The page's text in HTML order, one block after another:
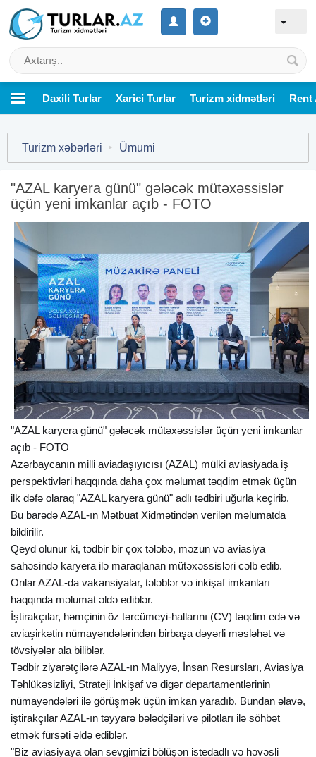
Daxili Turlar Xarici Turlar Turizm xidmətləri Rent
Turizm xəbərləri ‣ Ümumi
"AZAL karyera günü" gələcək mütəxəssislər
üçün yeni imkanlar açıb - FOTO
"AZAL karyera günü" gələcək mütəxəssislər üçün yeni imkanlar
açıb - FOTO
Azərbaycanın milli aviadaşıyıcısı (AZAL) mülki aviasiyada iş
perspektivləri haqqında daha çox məlumat təqdim etmək üçün
ilk dəfə olaraq "AZAL karyera günü" adlı tədbiri uğurla keçirib.
Bu barədə AZAL-ın Mətbuat Xidmətindən verilən məlumatda
bildirilir.
Qeyd olunur ki, tədbir bir çox tələbə, məzun və aviasiya
sahəsində karyera ilə maraqlanan mütəxəssisləri cəlb edib.
Onlar AZAL-da vakansiyalar, tələblər və inkişaf imkanları
haqqında məlumat əldə ediblər.
İştirakçılar, həmçinin öz tərcümeyi-hallarını (CV) təqdim edə və
aviaşirkətin nümayəndələrindən birbaşa dəyərli məsləhət və
tövsiyələr ala biliblər.
Tədbir ziyarətçilərə AZAL-ın Maliyyə, İnsan Resursları, Aviasiya
Təhlükəsizliyi, Strateji İnkişaf və digər departamentlərinin
nümayəndələri ilə görüşmək üçün imkan yaradıb. Bundan əlavə,
iştirakçılar AZAL-ın təyyarə bələdçiləri və pilotları ilə söhbət
etmək fürsəti əldə ediblər.
"Biz aviasiyaya olan sevgimizi bölüşən istedadlı və həvəsli